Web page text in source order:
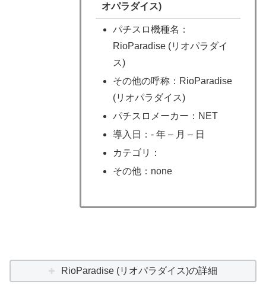
オパラダイス)
パチスロ機種名：
RioParadise (リオパラダイ
ス)
その他の呼称：RioParadise
(リオパラダイス)
パチスロメーカー：NET
導入日：- 年 – 月 – 日
カテゴリ：
その他：none
RioParadise (リオパラダイス)の詳細